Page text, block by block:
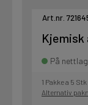
Art.nr.
Kjemisk
På
1 Pakke a 5 Stk
Alternativ